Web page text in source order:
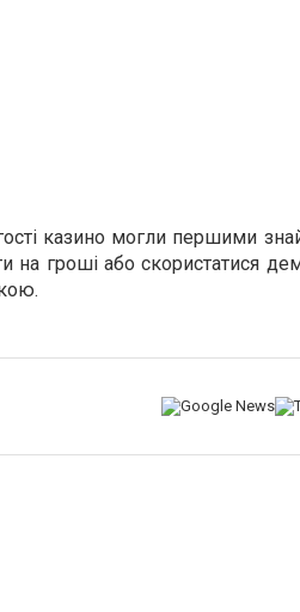
казино могли першими
на гроші або скористатися